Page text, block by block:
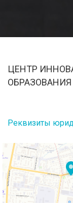
ЦЕНТР
Реквизиты